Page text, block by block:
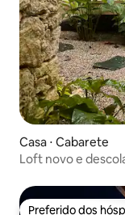
Casa ⋅ Cabarete
Loft novo e
Preferido dos